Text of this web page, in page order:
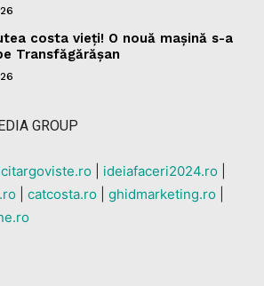
costa vieți! O nouă mașină s-a
Transfăgărășan
GROUP
ideiafaceri2024.ro
catcosta.ro ghidmarketing.ro